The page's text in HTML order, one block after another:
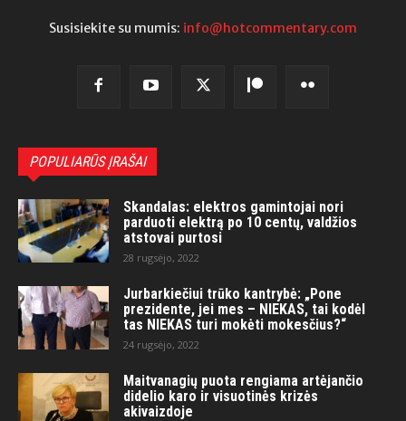
Susisiekite su mumis: info@hotcommentary.com
POPULIARŪS ĮRAŠAI
Skandalas: elektros gamintojai nori
parduoti elektrą po 10 centų, valdžios
atstovai purtosi
28 rugsėjo, 2022
Jurbarkiečiui trūko kantrybė: „Pone
prezidente, jei mes – NIEKAS, tai kodėl
tas NIEKAS turi mokėti mokesčius?“
24 rugsėjo, 2022
Maitvanagių puota rengiama artėjančio
didelio karo ir visuotinės krizės
akivaizdoje